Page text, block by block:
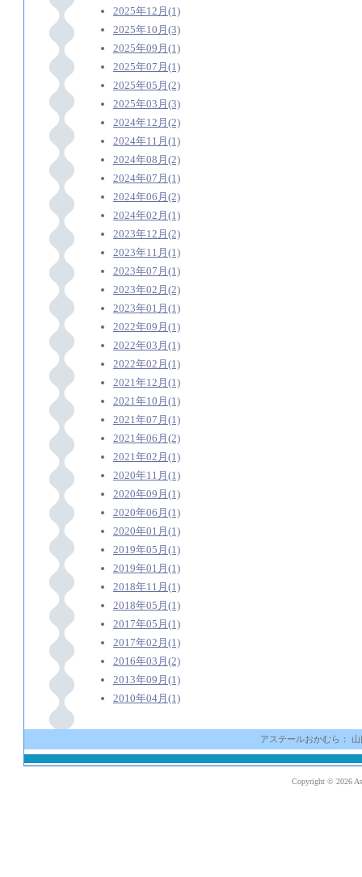
2025年12月(1)
2025年10月(3)
2025年09月(1)
2025年07月(1)
2025年05月(2)
2025年03月(3)
2024年12月(2)
2024年11月(1)
2024年08月(2)
2024年07月(1)
2024年06月(2)
2024年02月(1)
2023年12月(2)
2023年11月(1)
2023年07月(1)
2023年02月(2)
2023年01月(1)
2022年09月(1)
2022年03月(1)
2022年02月(1)
2021年12月(1)
2021年10月(1)
2021年07月(1)
2021年06月(2)
2021年02月(1)
2020年11月(1)
2020年09月(1)
2020年06月(1)
2020年01月(1)
2019年05月(1)
2019年01月(1)
2018年11月(1)
2018年05月(1)
2017年05月(1)
2017年02月(1)
2016年03月(2)
2013年09月(1)
2010年04月(1)
アステールおかむら：
Copyright © 2026